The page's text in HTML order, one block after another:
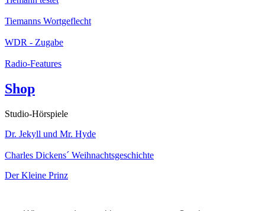
Tiemanns Wortgeflecht
WDR - Zugabe
Radio-Features
Shop
Studio-Hörspiele
Dr. Jekyll und Mr. Hyde
Charles Dickens´ Weihnachtsgeschichte
Der Kleine Prinz